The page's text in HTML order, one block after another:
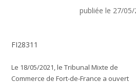
publiée le 27/05/
FI28311
Le 18/05/2021, le Tribunal Mixte de
Commerce de Fort-de-France a ouvert